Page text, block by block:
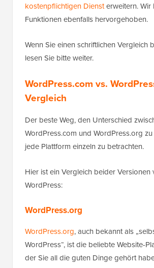
kostenpflichtigen Diensterweitern. Wir
Funktionen ebenfalls hervorgehoben.
Wenn Sie einen schriftlichen Vergleich
lesen Sie bitte weiter.
WordPress.com vs.
Vergleich
Der beste Weg, den Unterschied
WordPress.com und WordPress.org
jede Plattform einzeln zu betrachten.
Hier ist ein Vergleich beider Versionen
WordPress:
WordPress.org
WordPress.org, auch bekannt als
WordPress“, ist die beliebte Website-
der Sie all die guten Dinge gehört